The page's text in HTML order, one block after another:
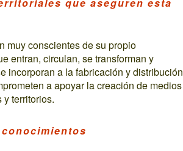
muy conscientes de su propio
entran, circulan, se transforman y
incorporan a la fabricación y distribución
a apoyar la creación de medios
territorios.